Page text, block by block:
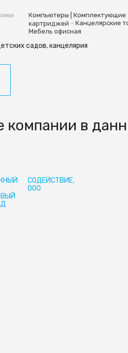
Компьютеры | Комплектующие
картриджей • Канцелярские
Мебель офисная
садов, канцелярия
компании в
СОДЕЙСТВИЕ,
ООО